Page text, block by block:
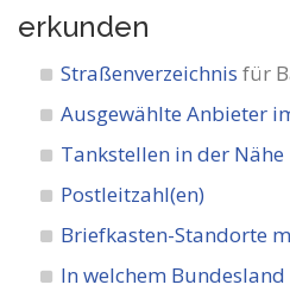
erkunden
Straßenverzeichnis für
Ausgewählte Anbieter
Tankstellen in der Nähe
Postleitzahl(en)
Briefkasten-Standorte
In welchem